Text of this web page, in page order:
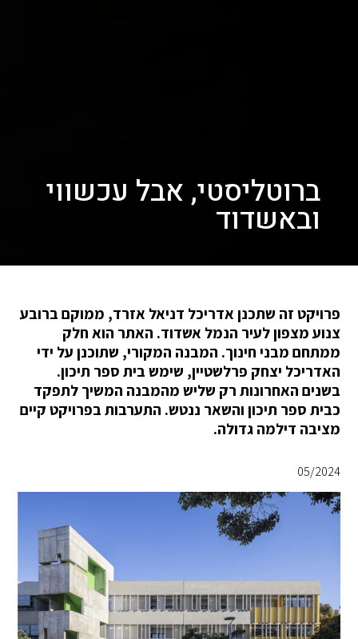
ברוטליסטי, אבל עכשווי
ובאשדוד
פרויקט זה שתכנן אדריכל דניאל אזרד, ממוקם ברובע
צנוע מצפון לעיר הנמל אשדוד. האתר הוא חלק
ממתחם מבני חינוך. המבנה המקורי, שתוכנן על ידי
האדריכל יצחק פרלשטיין, שימש בית ספר תיכון.
בשנים האחרונות רק שליש מהמבנה המשיך לתפקד
כבית ספר תיכון והשאר ננטש. התערבות בפרויקט קיים
מציבה דילמה גדולה.
05/2024